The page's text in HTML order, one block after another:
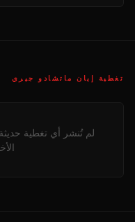
تغطية إيان ماتشادو جيري
لم تُنشر أي تغطية حديثة